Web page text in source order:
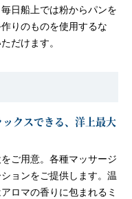
日船上では粉からパンを
りのものを使用するな
だけます。
クスできる、洋上最大
ご用意。各種マッサージ
ョンをご提供します。温
ロマの香りに包まれるミ